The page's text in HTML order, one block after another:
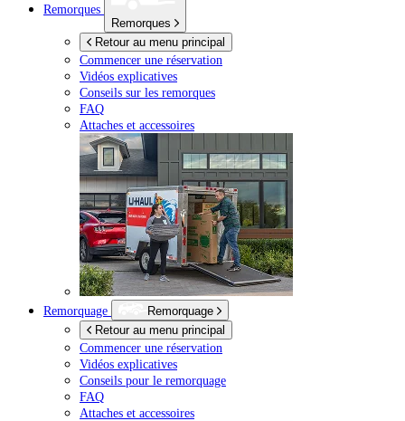
Remorques
Remorques
Retour au menu principal
Commencer une réservation
Vidéos explicatives
Conseils sur les remorques
FAQ
Attaches et accessoires
Remorquage
Remorquage
Retour au menu principal
Commencer une réservation
Vidéos explicatives
Conseils pour le remorquage
FAQ
Attaches et accessoires